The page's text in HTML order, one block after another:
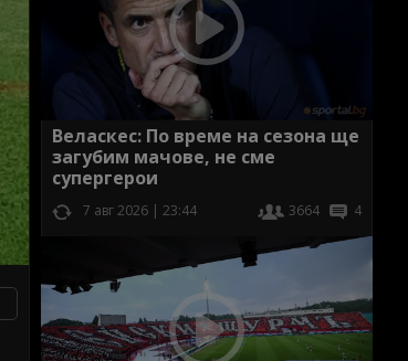
Веласкес: По време на сезона ще
загубим мачове, не сме
супергерои
7 авг 2026 | 23:44 3664 4